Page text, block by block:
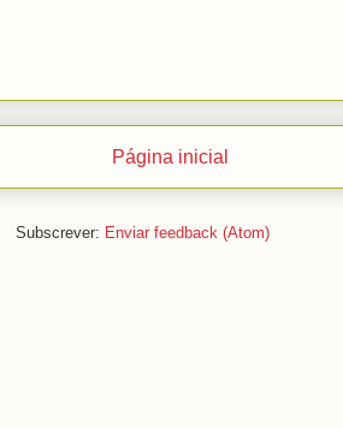
Página inicial
Subscrever: Enviar feedback (Atom)